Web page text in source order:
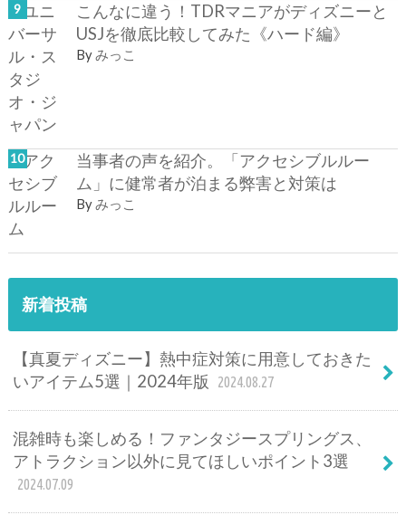
こんなに違う！TDRマニアがディズニーと
USJを徹底比較してみた《ハード編》
Byみっこ
当事者の声を紹介。「アクセシブルルー
ム」に健常者が泊まる弊害と対策は
Byみっこ
新着投稿
【真夏ディズニー】熱中症対策に用意しておきた
いアイテム5選｜2024年版
2024.08.27
混雑時も楽しめる！ファンタジースプリングス、
アトラクション以外に見てほしいポイント3選
2024.07.09